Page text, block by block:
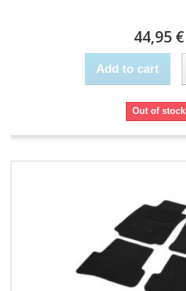
44,95 €
Add to cart
Out of stock